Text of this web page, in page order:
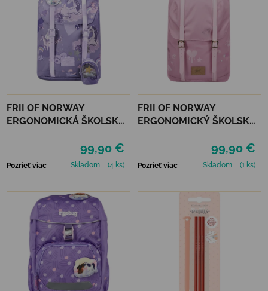
FRII OF NORWAY
ERGONOMICKÁ ŠKOLSKÁ
UNICORN PURPLE99,90 €
Pozrieť viac Skladom (4 ks)
FRII OF NORWAY
ERGONOMICKÝ ŠKOLSKÝ
99,90 €
Pozrieť viac Skladom (1 ks)